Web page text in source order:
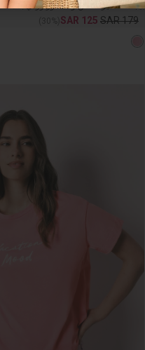
بيجامة قصيرة قطن وفسكوز وردي بحمالات
SAR 179
SAR 125